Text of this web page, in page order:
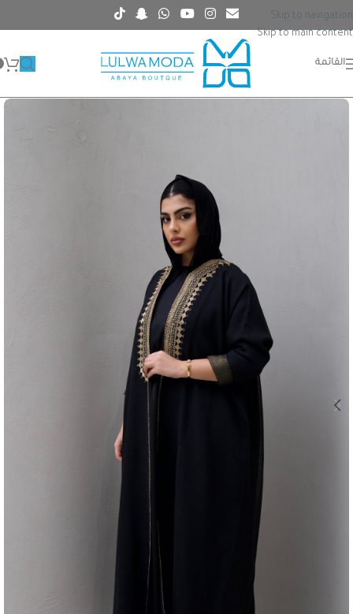
Skip to navigation
Skip to main content
القائمة